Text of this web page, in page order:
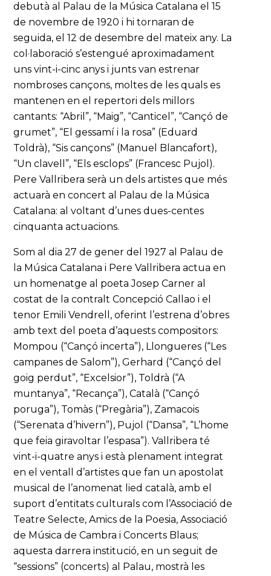
debutà al Palau de la Música Catalana el 15
de novembre de 1920 i hi tornaran de
seguida, el 12 de desembre del mateix any. La
col·laboració s’estengué aproximadament
uns vint-i-cinc anys i junts van estrenar
nombroses cançons, moltes de les quals es
mantenen en el repertori dels millors
cantants: “Abril”, “Maig”, “Canticel”, “Cançó de
grumet”, “El gessamí i la rosa” (Eduard
Toldrà), “Sis cançons” (Manuel Blancafort),
“Un clavell”, “Els esclops” (Francesc Pujol).
Pere Vallribera serà un dels artistes que més
actuarà en concert al Palau de la Música
Catalana: al voltant d’unes dues-centes
cinquanta actuacions.
Som al dia 27 de gener del 1927 al Palau de
la Música Catalana i Pere Vallribera actua en
un homenatge al poeta Josep Carner al
costat de la contralt Concepció Callao i el
tenor Emili Vendrell, oferint l’estrena d’obres
amb text del poeta d’aquests compositors:
Mompou (“Cançó incerta”), Llongueres (“Les
campanes de Salom”), Gerhard (“Cançó del
goig perdut”, “Excelsior”), Toldrà (“A
muntanya”, “Recança”), Català (“Cançó
poruga”), Tomàs (“Pregària”), Zamacois
(“Serenata d’hivern”), Pujol (“Dansa”, “L’home
que feia giravoltar l’espasa”). Vallribera té
vint-i-quatre anys i està plenament integrat
en el ventall d’artistes que fan un apostolat
musical de l’anomenat lied català, amb el
suport d’entitats culturals com l’Associació de
Teatre Selecte, Amics de la Poesia, Associació
de Música de Cambra i Concerts Blaus;
aquesta darrera institució, en un seguit de
“sessions” (concerts) al Palau, mostrà les